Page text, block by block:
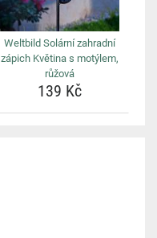
Weltbild Solární zahradní
zápich Květina s motýlem,
růžová
139 Kč